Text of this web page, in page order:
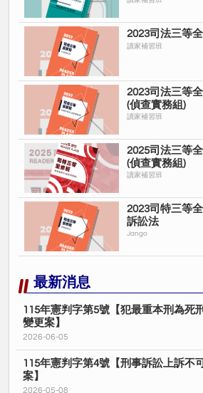
2023司法三等
讀家補習班
2023司法三等
(偵查實務組)
讀家補習班
2025司法三等
(偵查實務組)
讀家補習班
2023司特三等
訴訟法
Jango
最新消息
115年憲判字第5號【犯最重本刑為死
變更案】
2026-06-05
115年憲判字第4號【刑事訴訟上訴不
案】
2026-05-08